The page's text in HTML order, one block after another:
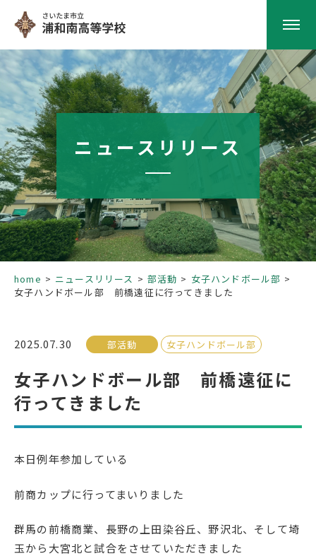
HOME
学校紹介
南高の教育
学校生活
部活動
受検生の方へ
年間スケジュール
教科ガイド
校長室より
保健室より
事務室より
地域の皆様へ
ニュースリリース
home ニュースリリース 部活動
女子ハンドボール部
女子ハンドボール部 前橋遠征に行ってきました
2025.07.30 部活動 女子ハンドボール部
女子ハンドボール部 前橋遠征に
行ってきました
本日例年参加している
前商カップに行ってまいりました
群馬の前橋商業、長野の上田染谷丘、野沢北、そして埼
玉から大宮北と試合をさせていただきました